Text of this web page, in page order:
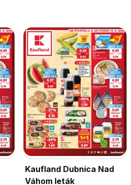
Kaufland Dubnica Nad
Váhom leták